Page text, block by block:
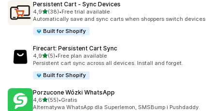
Persistent Cart ‑ Sync Devices
4,9na 5 gwiazdek
(38)
Łączna liczba recenzji: 38
•Free trial available
Automatically save and sync carts when shoppers switch devices
Built for Shopify
Firecart: Persistent Cart Sync
4,9na 5 gwiazdek
(5)
Łączna liczba recenzji: 5
•Free plan available
Persistent cart sync across all devices. Install and forget.
Built for Shopify
Porzucone Wózki WhatsApp
4,6na 5 gwiazdek
(55)
Łączna liczba recenzji: 55
•Gratis
Alternatywa WhatsApp dla Superlemon, SMSBump i Pushdaddy.